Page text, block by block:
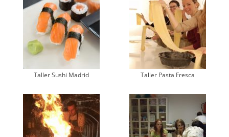
Taller Sushi Madrid Taller Pasta Fresca